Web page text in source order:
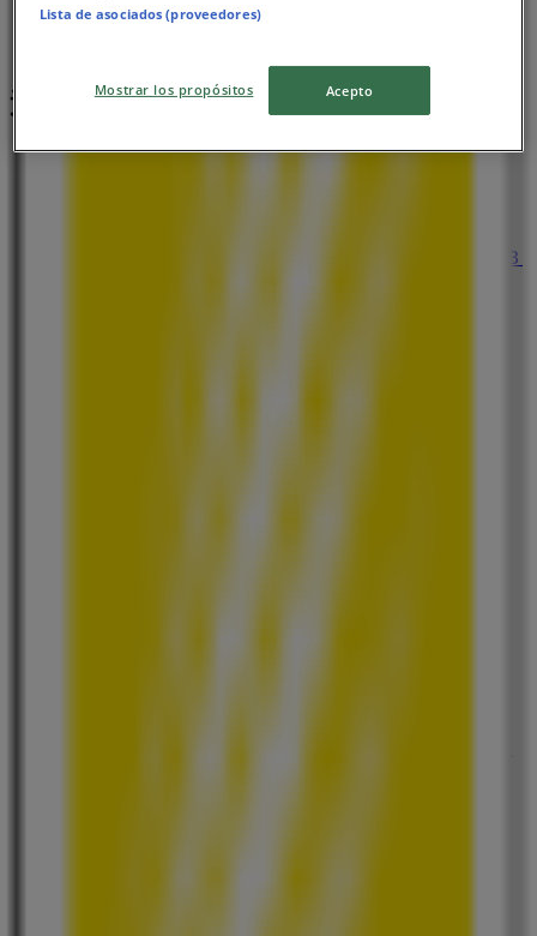
近くのお店
東京都新宿区河田町１０－１０ 大江戸線若松河田駅Ｂ
Lista de asociados (proveedores)
Mostrar los propósitos Acepto